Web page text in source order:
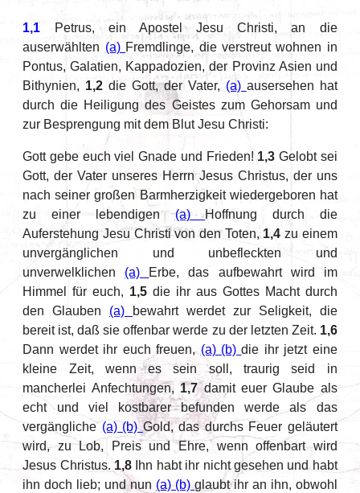
1,1 Petrus, ein Apostel Jesu Christi, an die
auserwählten (a) Fremdlinge, die verstreut wohnen in
Pontus, Galatien, Kappadozien, der Provinz Asien und
Bithynien, 1,2 die Gott, der Vater, (a) ausersehen hat
durch die Heiligung des Geistes zum Gehorsam und
zur Besprengung mit dem Blut Jesu Christi:
Gott gebe euch viel Gnade und Frieden! 1,3 Gelobt sei
Gott, der Vater unseres Herrn Jesus Christus, der uns
nach seiner großen Barmherzigkeit wiedergeboren hat
zu einer lebendigen(a)Hoffnung durch die
Auferstehung Jesu Christi von den Toten, 1,4 zu einem
unvergänglichen und unbefleckten und
unverwelklichen (a) Erbe, das aufbewahrt wird im
Himmel für euch, 1,5 die ihr aus Gottes Macht durch
den Glauben (a)
bewahrt werdet zur Seligkeit, die
bereit ist, daß sie offenbar werde zu der letzten Zeit. 1,6
Dann werdet ihr euch freuen, (a) (b)die ihr jetzt eine
kleine Zeit, wenn es sein soll, traurig seid in
mancherlei Anfechtungen, 1,7 damit euer Glaube als
echt und viel kostbarer befunden werde als das
vergängliche (a)(b)Gold, das durchs Feuer geläutert
wird, zu Lob, Preis und Ehre, wenn offenbart wird
Jesus Christus. 1,8 Ihn habt ihr nicht gesehen und habt
ihn doch lieb; und nun (a) (b)glaubt ihr an ihn, obwohl